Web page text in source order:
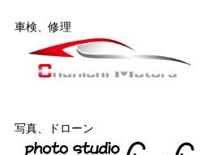
車検、修理
写真、ドローン